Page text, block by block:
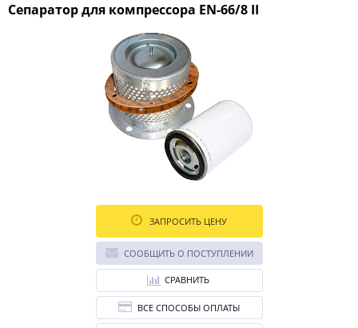
Сепаратор для компрессора EN-66/8 II
ЗАПРОСИТЬ ЦЕНУ
СООБЩИТЬ О ПОСТУПЛЕНИИ
СРАВНИТЬ
ВСЕ СПОСОБЫ ОПЛАТЫ